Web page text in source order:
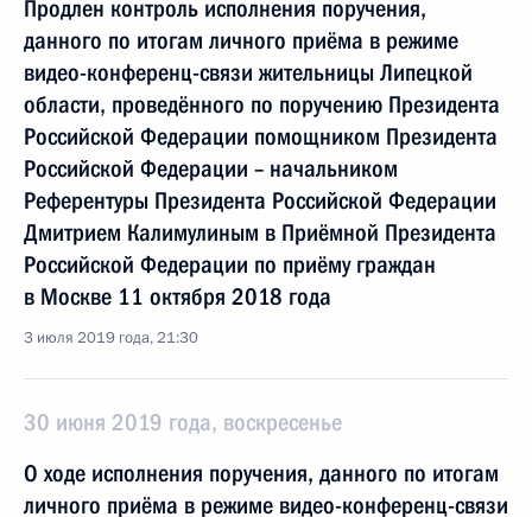
Продлен контроль исполнения поручения,
данного по итогам личного приёма в режиме
видео-конференц-связи жительницы Липецкой
области, проведённого по поручению Президента
Российской Федерации помощником Президента
Российской Федерации – начальником
Референтуры Президента Российской Федерации
Дмитрием Калимулиным в Приёмной Президента
Российской Федерации по приёму граждан
в Москве 11 октября 2018 года
3 июля 2019 года, 21:30
30 июня 2019 года, воскресенье
О ходе исполнения поручения, данного по итогам
личного приёма в режиме видео-конференц-связи